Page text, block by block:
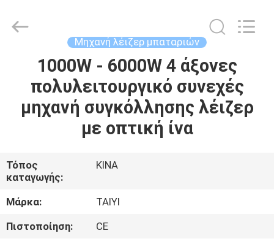
ΣΠΊΤΙ
ΠΡΟΪΌΝΤΑ
ΣΧΕΤΙΚΆ
ΜΕ
ΕΜΆΣ
Company
Limited.
Μηχανή λέιζερ μπαταριών
1000W - 6000W 4 άξονες
πολυλειτουργικό συνεχές
μηχανή συγκόλλησης λέιζερ
με οπτική ίνα
Τόπος
καταγωγής:
ΚΙΝΑ
Μάρκα:
TAIYI
Πιστοποίηση:
CE